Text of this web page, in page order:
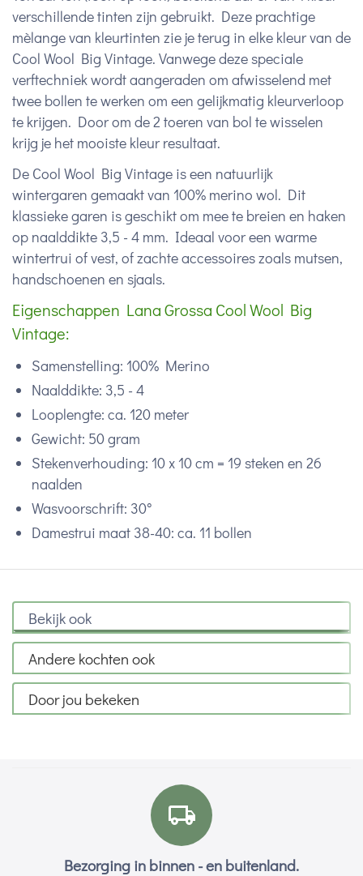
verschillende tinten zijn gebruikt. Deze prachtige
mèlange van kleurtinten zie je terug in elke kleur van de
Cool Wool Big Vintage. Vanwege deze speciale
verftechniek wordt aangeraden om afwisselend met
twee bollen te werken om een gelijkmatig kleurverloop
te krijgen. Door om de 2 toeren van bol te wisselen
krijg je het mooiste kleur resultaat.
De Cool Wool Big Vintage is een natuurlijk
wintergaren gemaakt van 100% merino wol. Dit
klassieke garen is geschikt om mee te breien en haken
op naalddikte 3,5 - 4 mm. Ideaal voor een warme
wintertrui of vest, of zachte accessoires zoals mutsen,
handschoenen en sjaals.
Eigenschappen Lana Grossa Cool Wool Big
Vintage:
Samenstelling: 100% Merino
Naalddikte: 3,5 - 4
Looplengte: ca. 120 meter
Gewicht: 50 gram
Stekenverhouding: 10 x 10 cm = 19 steken en 26
naalden
Wasvoorschrift: 30°
Damestrui maat 38-40: ca. 11 bollen
Bekijk ook
Andere kochten ook
Door jou bekeken
Bezorging in binnen - en buitenland.